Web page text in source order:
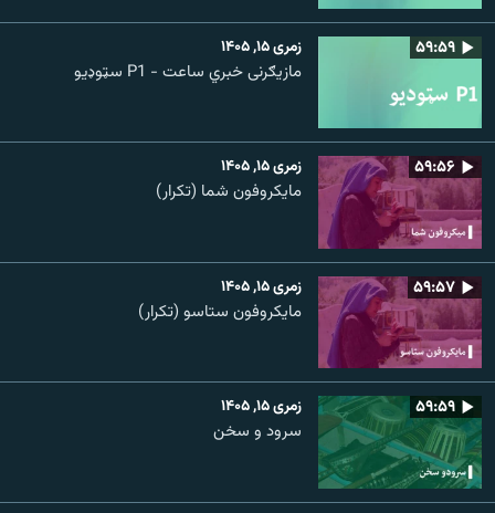
۵۹:۵۹ زمری ۱۵, ۱۴۰۵
مازیګرنی خبري ساعت - P1 سټوډیو
۵۹:۵۶ زمری ۱۵, ۱۴۰۵
مایکروفون شما (تکرار)
۵۹:۵۷ زمری ۱۵, ۱۴۰۵
مایکروفون ستاسو (تکرار)
۵۹:۵۹ زمری ۱۵, ۱۴۰۵
سرود و سخن